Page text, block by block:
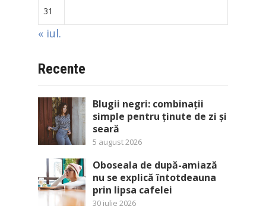
31
« iul.
Recente
Blugii negri: combinații
simple pentru ținute de zi și
seară
5 august 2026
Oboseala de după-amiază
nu se explică întotdeauna
prin lipsa cafelei
30 iulie 2026